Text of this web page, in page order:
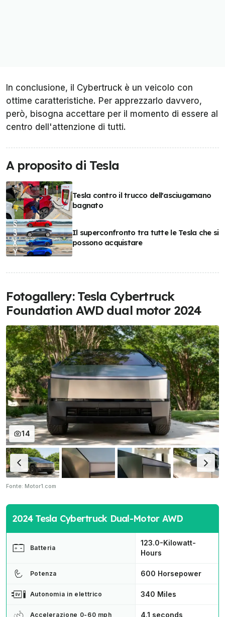
In conclusione, il Cybertruck è un veicolo con
ottime caratteristiche. Per apprezzarlo davvero,
però, bisogna accettare per il momento di essere al
centro dell'attenzione di tutti.
A proposito di Tesla
Tesla contro il trucco dell'asciugamano
bagnato
Il superconfronto tra tutte le Tesla che si
possono acquistare
Fotogallery: Tesla Cybertruck
Foundation AWD dual motor 2024
14
Fonte: Motor1.com
2024 Tesla Cybertruck Dual-Motor AWD
Batteria
123.0-Kilowatt-
Hours
Potenza 600 Horsepower
Autonomia in elettrico 340 Miles
Accelerazione 0-60 mph 4.1 seconds